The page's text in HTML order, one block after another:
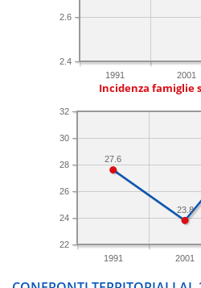
1991 2001
2.4
2.6
Incidenza famiglie
1991 2001
22
24
26
28
30
32
23.8
27.6